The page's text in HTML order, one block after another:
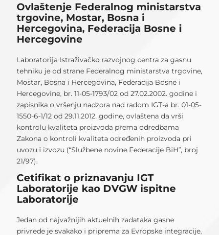
Ovlaštenje Federalnog ministarstva
trgovine, Mostar, Bosna i
Hercegovina, Federacija Bosne i
Hercegovine
Laboratorija Istraživačko razvojnog centra za gasnu
tehniku je od strane Federalnog ministarstva trgovine,
Mostar, Bosna i Hercegovina, Federacija Bosne i
Hercegovine, br. 11-05-1793/02 od 27.02.2002. godine i
zapisnika o vršenju nadzora nad radom IGT-a br. 01-05-
1550-6-1/12 od 29.11.2012. godine, ovlaštena da vrši
kontrolu kvaliteta proizvoda prema odredbama
Zakona o kontroli kvaliteta određenih proizvoda pri
uvozu i izvozu (“Službene novine Federacije BiH”, broj
21/97).
Cetifikat o priznavanju IGT
Laboratorije kao DVGW ispitne
Laboratorije
Jedan od najvažnijih aktuelnih zadataka gasne
privrede je svakako i priprema za Evropske integracije,